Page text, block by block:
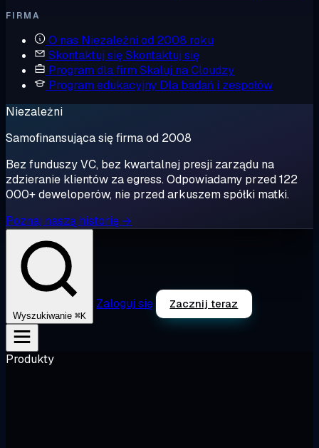
FIRMA
O nas Niezależni od 2008 roku
Skontaktuj sięSkontaktuj się
Program dla firm Skaluj na Cloudzy
Program edukacyjny Dla badań i zespołów
Niezależni
Samofinansująca się firma od 2008
Bez funduszy VC, bez kwartalnej presji zarządu na
zdzieranie klientów za egress. Odpowiadamy przed 122
000+ deweloperów, nie przed arkuszem spółki matki.
Poznaj naszą historię →
Wyszukiwanie ⌘K
Zaloguj się Zacznij teraz
Produkty